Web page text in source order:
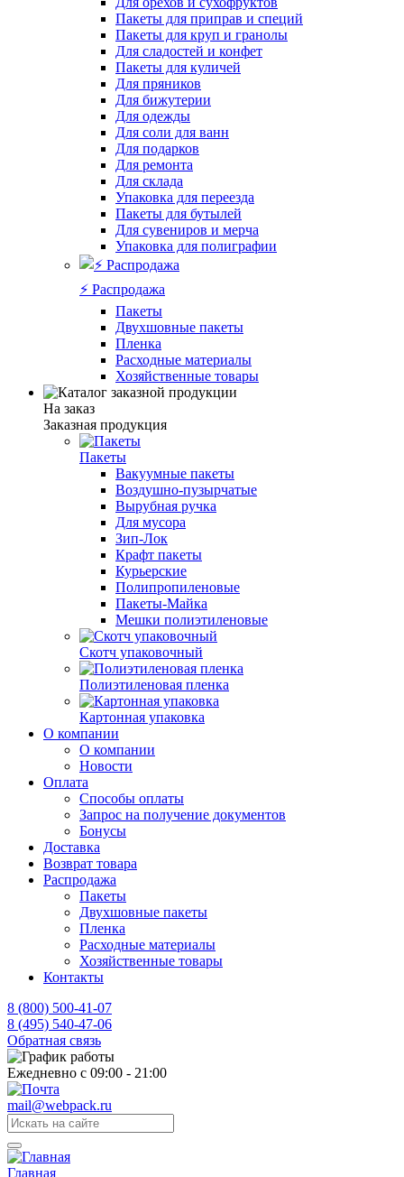
Пакеты для приправ и специй
Пакеты для круп и гранолы
Для сладостей и конфет
Пакеты для куличей
Для пряников
Для бижутерии
Для одежды
Для соли для ванн
Для подарков
Для ремонта
Для склада
Упаковка для переезда
Пакеты для бутылей
Для сувениров и мерча
Упаковка для полиграфии
⚡️ Распродажа
Пакеты
Двухшовные пакеты
Пленка
Расходные материалы
Хозяйственные товары
На заказ
Заказная продукция
Пакеты
Вакуумные пакеты
Воздушно-пузырчатые
Вырубная ручка
Для мусора
Зип-Лок
Крафт пакеты
Курьерские
Полипропиленовые
Пакеты-Майка
Мешки полиэтиленовые
Скотч упаковочный
Полиэтиленовая пленка
Картонная упаковка
О компании
О компании
Новости
Оплата
Способы оплаты
Запрос на получение документов
Бонусы
Доставка
Возврат товара
Распродажа
Пакеты
Двухшовные пакеты
Пленка
Расходные материалы
Хозяйственные товары
Контакты
8 (800) 500-41-07
8 (495) 540-47-06
Обратная связь
Ежедневно с 09:00 - 21:00
mail@webpack.ru
Главная